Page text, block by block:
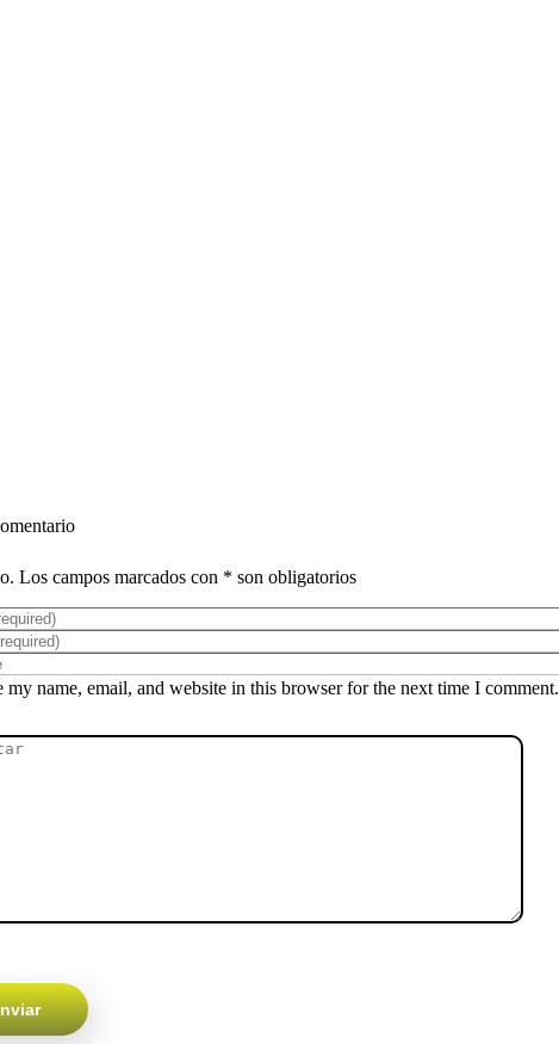
my name, email, and website in this browser for the next time I comment.